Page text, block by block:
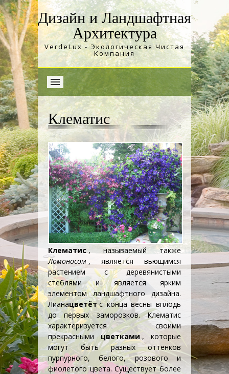
Дизайн и Ландшафтная
Архитектура
VerdeLux - Экологическая Чистая
Компания
Клематис
Клематис , называемый также
Ломоносом , является вьющимся
растением с деревянистыми
стеблями и является ярким
элементомландшафтного дизайна.
Лианацветёт с конца весны вплодь
до первых заморозков. Клематис
характеризуется своими
прекраснымицветками , которые
могут быть разных оттенков
пурпурного, белого, розового и
фиолетого цвета. Существует более